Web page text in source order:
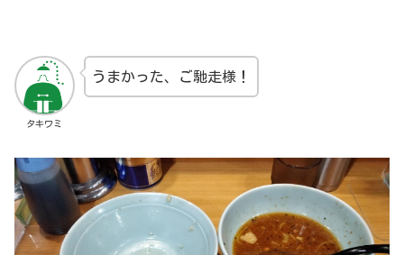
タキワミ
うまかった、ご馳走様！